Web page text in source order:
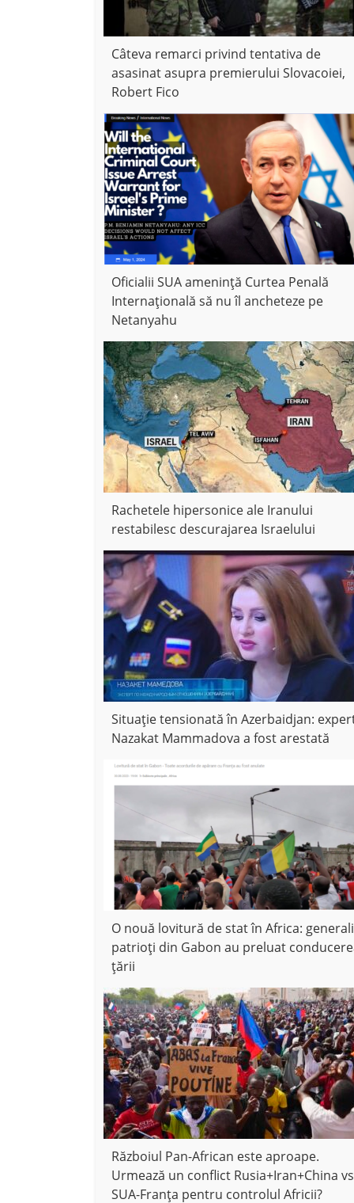
Câteva remarci privind tentativa de
asasinat asupra premierului Slovacoiei,
Robert Fico
Oficialii SUA amenință Curtea Penală
Internațională să nu îl ancheteze pe
Netanyahu
Rachetele hipersonice ale Iranului
restabilesc descurajarea Israelului
Situație tensionată în Azerbaidjan:
Nazakat Mammadova a fost arestată
O nouă lovitură de stat în Africa:
patrioți din Gabon au preluat
țării
Războiul Pan-African este aproape.
Urmează un conflict Rusia+Iran+China vs
SUA-Franța pentru controlul Africii?